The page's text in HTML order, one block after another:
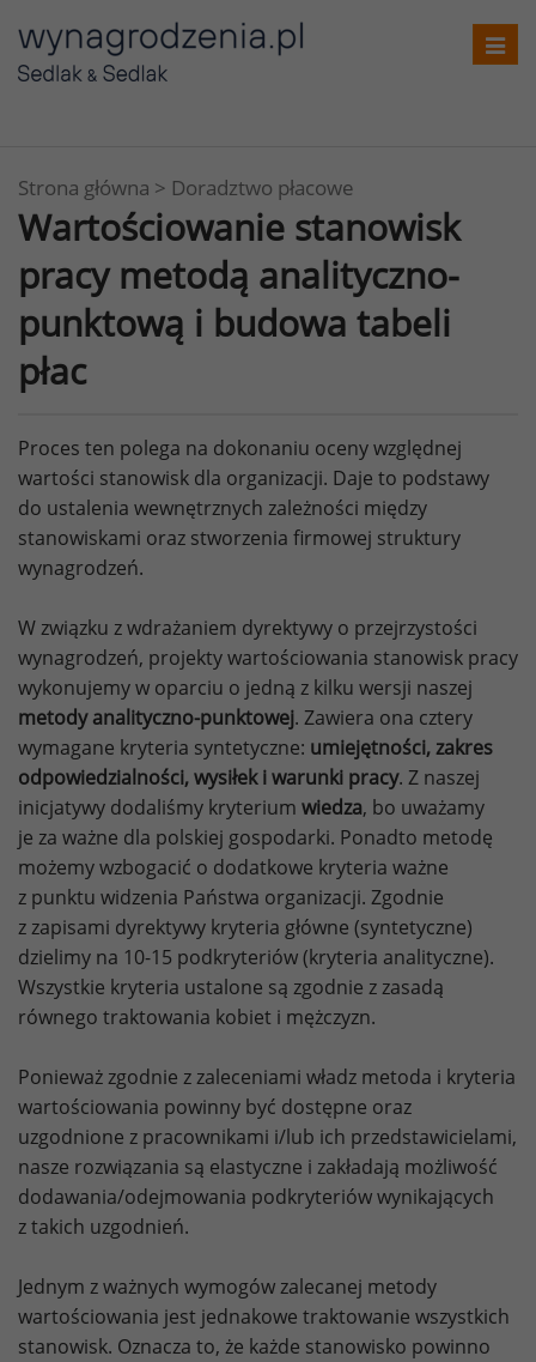
Strona główna > Doradztwo płacowe
Wartościowanie stanowisk
pracy metodą analityczno-
punktową i budowa tabeli
płac
Proces ten polega na dokonaniu oceny względnej
wartości stanowisk dla organizacji. Daje to podstawy
do ustalenia wewnętrznych zależności między
stanowiskami oraz stworzenia firmowej struktury
wynagrodzeń.
W związku z wdrażaniem dyrektywy o przejrzystości
wynagrodzeń, projekty wartościowania stanowisk pracy
wykonujemy w oparciu o jedną z kilku wersji naszej
metody analityczno-punktowej. Zawiera ona cztery
wymagane kryteria syntetyczne: umiejętności, zakres
odpowiedzialności, wysiłek i warunki pracy. Z naszej
inicjatywy dodaliśmy kryterium wiedza, bo uważamy
je za ważne dla polskiej gospodarki. Ponadto metodę
możemy wzbogacić o dodatkowe kryteria ważne
z punktu widzenia Państwa organizacji. Zgodnie
z zapisami dyrektywy kryteria główne (syntetyczne)
dzielimy na 10-15 podkryteriów (kryteria analityczne).
Wszystkie kryteria ustalone są zgodnie z zasadą
równego traktowania kobiet i mężczyzn.
Ponieważ zgodnie z zaleceniami władz metoda i kryteria
wartościowania powinny być dostępne oraz
uzgodnione z pracownikami i/lub ich przedstawicielami,
nasze rozwiązania są elastyczne i zakładają możliwość
dodawania/odejmowania podkryteriów wynikających
z takich uzgodnień.
Jednym z ważnych wymogów zalecanej metody
wartościowania jest jednakowe traktowanie wszystkich
stanowisk. Oznacza to, że każde stanowisko powinno